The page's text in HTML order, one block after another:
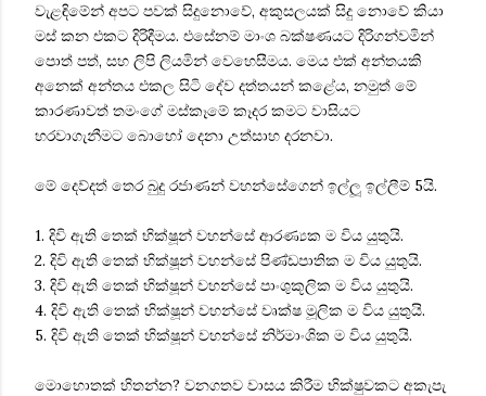
වැළඳිමේන් අපට පවක් සිදුනොවේ, අකුසලයක් සිදු නොවේ කියා
මස් කන එකට දිරිදීමය. එසේනම් මාංශ බක්ෂණයට දිරිගන්වමින්
පොත් පත්, සහ ලිපි ලියමින් වෙහෙසීමය. මෙය එක් අන්තයකි
අනෙක් අන්තය එකල සිටි දේව දත්තයන් කළේය, නමුත් මේ
කාරණාවත් තමංගේ මස්කෑමේ කෑදර කමට වාසියට
හරවාගැනීමට බොහෝ දෙනා උත්සාහ දරනවා.
මේ දෙව්දත් තෙර බුදු රජාණන් වහන්සේගෙන් ඉල්ලූ ඉල්ලීම් 5යි.
1. දිවි ඇති තෙක් භික්ෂූන් වහන්සේ ආරණ්‍යක ම විය යුතුයි.
2. දිවි ඇති තෙක් භික්ෂූන් වහන්සේ පිණ්ඩපාතික ම විය යුතුයි.
3. දිවි ඇති තෙක් භික්ෂූන් වහන්සේ පාංශුකූලික ම විය යුතුයි.
4. දිවි ඇති තෙක් භික්ෂූන් වහන්සේ වෘක්ෂ මූලික ම විය යුතුයි.
5. දිවි ඇති තෙක් භික්ෂූන් වහන්සේ නිර්මාංශික ම විය යුතුයි.
මොහොතක් හිතන්න? වනගතව වාසය කිරීම භික්ෂුවකට අකැපැ